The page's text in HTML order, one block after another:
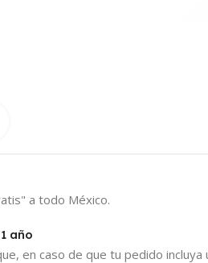
a todo México.
año
en caso de que tu pedido incluya